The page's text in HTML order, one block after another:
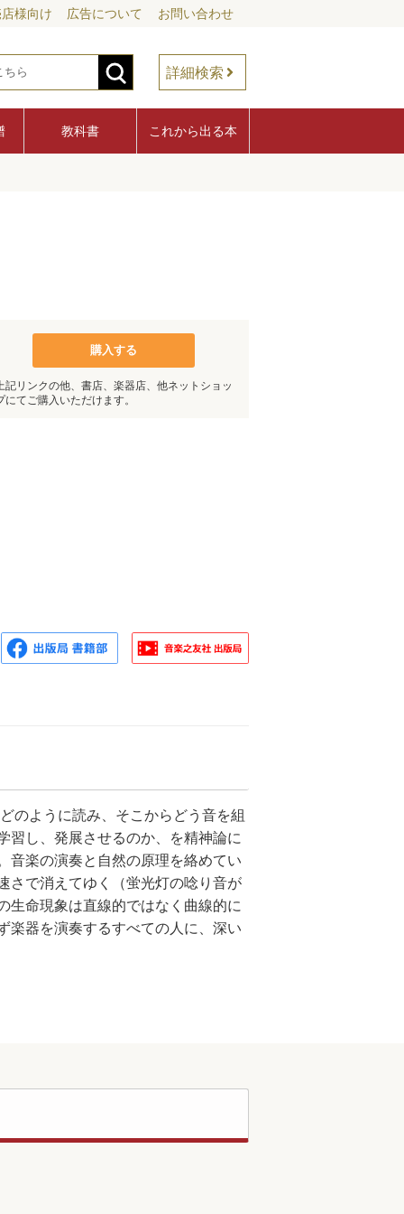
様向け 広告について お問い合わせ
詳細検索
教科書 これから出る本
購入する
記リンクの他、書店、楽器店、他ネットショッ
にてご購入いただけます。
のように読み、そこからどう音を組
習し、発展させるのか、を精神論に
音楽の演奏と自然の原理を絡めてい
さで消えてゆく（蛍光灯の唸り音が
命現象は直線的ではなく曲線的に
楽器を演奏するすべての人に、深い